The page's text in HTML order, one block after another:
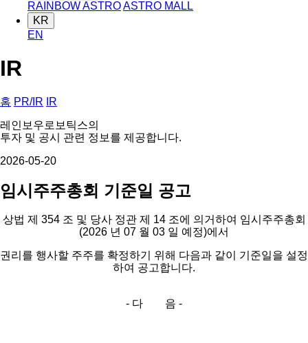
RAINBOW ASTROASTRO MALL
KR
EN
IR
홈 PR/IR
IR
레인보우로보틱스의
투자 및 공시 관련 정보를 제공합니다.
2026-05-20
임시주주총회 기준일 공고
상법 제 354 조 및 당사 정관 제 14 조에 의거하여 임시주주총회
(2026 년 07 월 03 일 예정)에서
권리를 행사할 주주를 확정하기 위해 다음과 같이 기준일을 설정
하여 공고합니다.
- 다 음 -